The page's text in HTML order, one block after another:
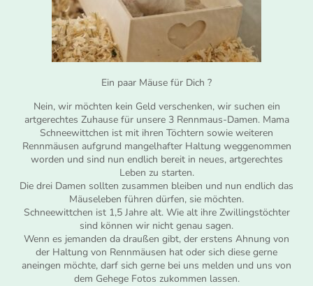
Ein paar Mäuse für Dich ?
Nein, wir möchten kein Geld verschenken, wir suchen ein
artgerechtes Zuhause für unsere 3 Rennmaus-Damen. Mama
Schneewittchen ist mit ihren Töchtern sowie weiteren
Rennmäusen aufgrund mangelhafter Haltung weggenommen
worden und sind nun endlich bereit in neues, artgerechtes
Leben zu starten.
Die drei Damen sollten zusammen bleiben und nun endlich das
Mäuseleben führen dürfen, sie möchten.
Schneewittchen ist 1,5 Jahre alt. Wie alt ihre Zwillingstöchter
sind können wir nicht genau sagen.
Wenn es jemanden da draußen gibt, der erstens Ahnung von
der Haltung von Rennmäusen hat oder sich diese gerne
aneingen möchte, darf sich gerne bei uns melden und uns von
dem Gehege Fotos zukommen lassen.